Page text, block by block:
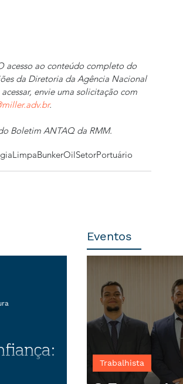
acesso ao conteúdo completo do
da Diretoria da Agência Nacional
envie uma solicitação com
.
Boletim ANTAQ da RMM.
BunkerOilSetorPortuário
Eventos
Trabalhista